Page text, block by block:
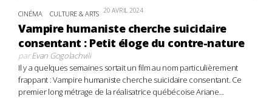
CINÉMA CULTURE & ARTS 20 AVRIL 2024
Vampire humaniste cherche suicidaire
consentant : Petit éloge du contre-nature
parEvan Gogolachvili
Il y a quelques semaines sortait un film au nom particulièrement
frappant : Vampire humaniste cherche suicidaire consentant. Ce
premier long métrage de la réalisatrice québécoise Ariane...